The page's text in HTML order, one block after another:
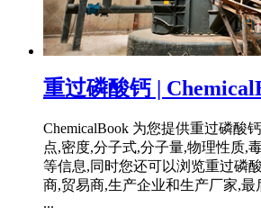
重过磷酸钙 |
ChemicalBook 为您提供重过磷酸
点,密度,分子式,分子量,物理性质,
等信息,同时您还可以浏览重过磷
商,贸易商,生产企业和生产厂家,最
...